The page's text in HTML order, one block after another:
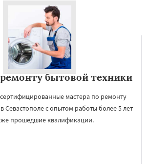
бытовой техники
мастера по ремонту
Севастополе с опытом работы более 5 лет
прошедшие квалификации.